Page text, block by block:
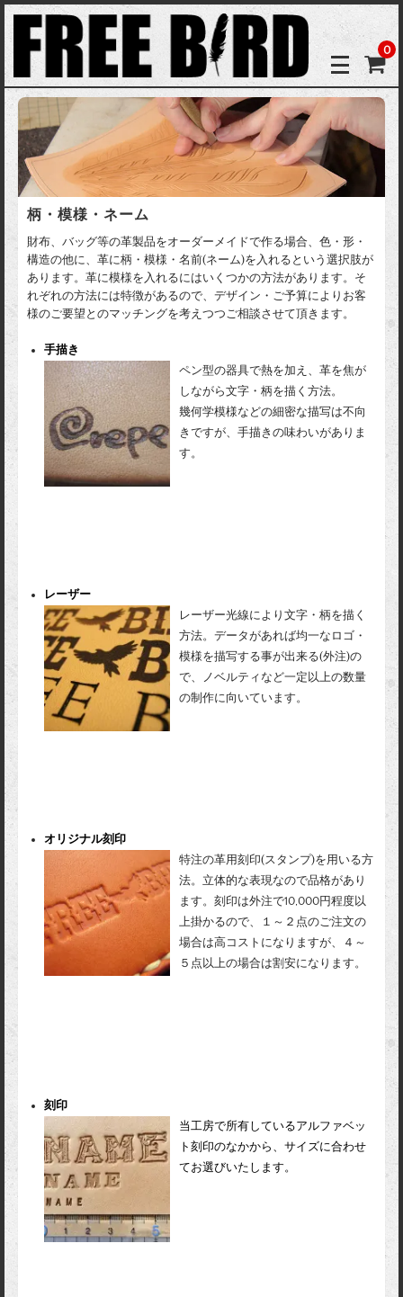
0
柄・模様・ネーム
財布、バッグ等の革製品をオーダーメイドで作る場合、色・形・
構造の他に、革に柄・模様・名前(ネーム)を入れるという選択肢が
あります。革に模様を入れるにはいくつかの方法があります。そ
れぞれの方法には特徴があるので、デザイン・ご予算によりお客
様のご要望とのマッチングを考えつつご相談させて頂きます。
手描き
ペン型の器具で熱を加え、革を焦が
しながら文字・柄を描く方法。
幾何学模様などの細密な描写は不向
きですが、手描きの味わいがありま
す。
レーザー
レーザー光線により文字・柄を描く
方法。データがあれば均一なロゴ・
模様を描写する事が出来る(外注)の
で、ノベルティなど一定以上の数量
の制作に向いています。
オリジナル刻印
特注の革用刻印(スタンプ)を用いる方
法。立体的な表現なので品格があり
ます。刻印は外注で10,000円程度以
上掛かるので、１～２点のご注文の
場合は高コストになりますが、４～
５点以上の場合は割安になります。
刻印
当工房で所有しているアルファベッ
ト刻印のなかから、サイズに合わせ
てお選びいたします。